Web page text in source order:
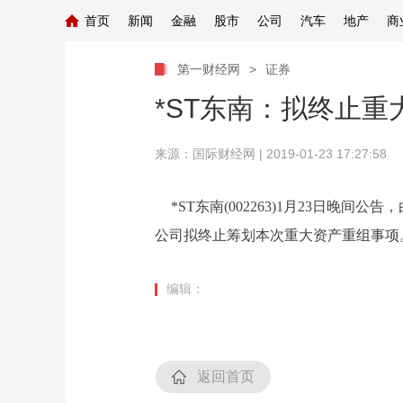
首页 新闻 金融 股市 公司 汽车 地产 商
第一财经网 > 证券
*ST东南：拟终止重
来源： 国际财经网 | 2019-01-23 17:27:58
*ST东南(002263)1月23日晚间公告
公司拟终止筹划本次重大资产重组事
编辑：
返回首页